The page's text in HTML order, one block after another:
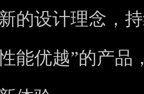
的设计理念，
能优越”的产品